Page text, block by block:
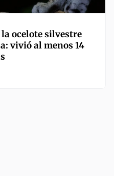
ocelote silvestre
vivió al menos 14